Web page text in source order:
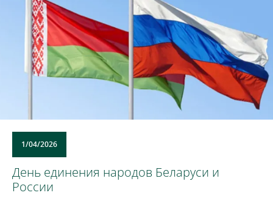
1/04/2026
День единения народов Беларуси и
России